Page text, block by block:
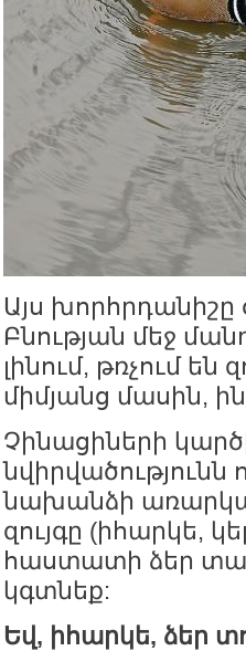
Այս խորհրդանիշը
Բնության մեջ
լինում, թռչում են
միմյանց մասին,
Չինացիների
նախանձի
զույգը (իհարկե,
հաստատի ձեր
կգտնեք:
Եվ, իհարկե, ձեր